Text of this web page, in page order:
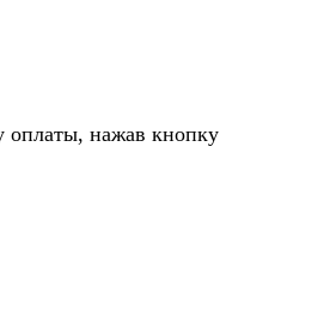
оплаты, нажав кнопку